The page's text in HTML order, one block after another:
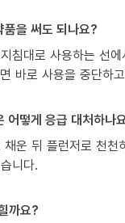
을 써도 되나요?
침대로 사용하는 선
바로 사용을 중단하
어떻게 응급 대처하나
운 뒤 플런저로 천천
니다.
까요?